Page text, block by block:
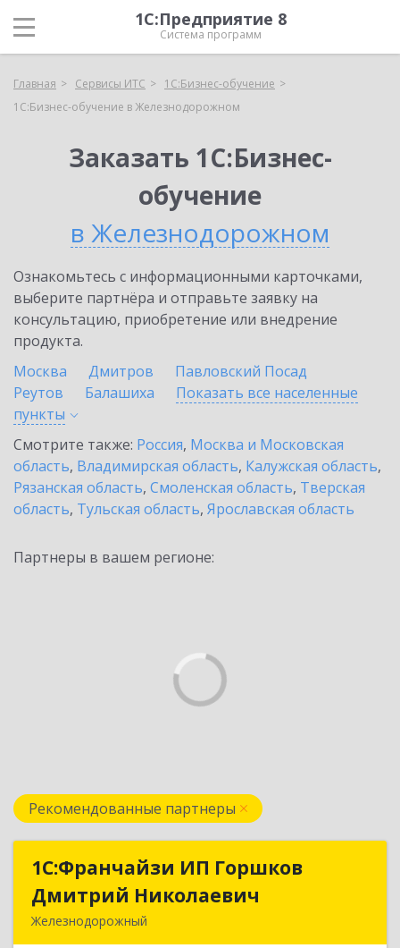
1С:Предприятие 8
Система программ
Главная Сервисы ИТС
1С:Бизнес-обучение
1С:Бизнес-обучение в Железнодорожном
Заказать 1С:Бизнес-
обучение
в Железнодорожном
Ознакомьтесь с информационными карточками,
выберите партнёра и отправьте заявку на
консультацию, приобретение или внедрение
продукта.
Москва
Дмитров
Павловский Посад
Реутов
Балашиха
Показать все населенные
пункты
Смотрите также: Россия, Москва и Московская
область, Владимирская область, Калужская область,
Рязанская область, Смоленская область, Тверская
область, Тульская область, Ярославская область
Партнеры в вашем регионе:
Рекомендованные партнеры
1С:Франчайзи ИП Горшков
Дмитрий Николаевич
Железнодорожный
1С:Франчайзи ИП Горшков
Дмитрий Николаевич